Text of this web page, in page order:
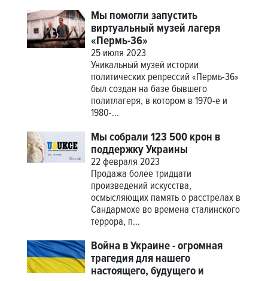
Мы помогли запустить
виртуальный музей лагеря
«Пермь-36»
25 июля 2023
Уникальный музей истории
политических репрессий «Пермь-36»
был создан на базе бывшего
политлагеря, в котором в 1970-е и
1980-...
Мы собрали 123 500 крон в
поддержку Украины
22 февраля 2023
Продажа более тридцати
произведений искусства,
осмысляющих память о расстрелах в
Сандармохе во времена сталинского
террора, п...
Война в Украине - огромная
трагедия для нашего
настоящего, будущего и